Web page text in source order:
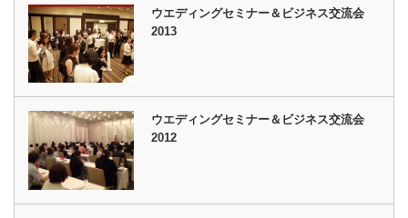
ウエディングセミナー＆ビジネス交流会
2013
ウエディングセミナー＆ビジネス交流会
2012